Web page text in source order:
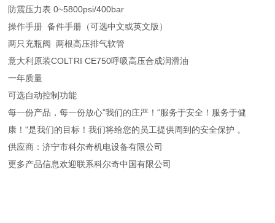
防震压力表 0~5800psi/400bar
操作手册 备件手册（可选中文或英文版）
两只充瓶阀 两根高压排气软管
意大利原装COLTRI CE750呼吸高压合成润滑油
一年质量
可选自动控制功能
每一份产品，每一份放心"我们的庄严！“服务于安全！服务于健
康！"是我们的目标！我们将给您的员工提供周到的安全保护 。
供应商：济宁市科尔奇机电设备有限公司
更多产品信息欢迎联系科尔奇中国有限公司